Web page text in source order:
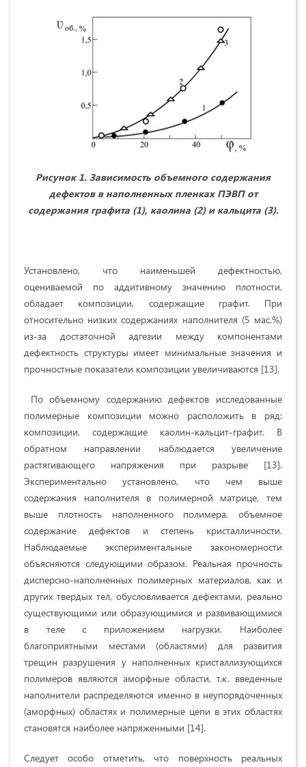
Рисунок 1. Зависимость объемного содержания
дефектов в наполненных пленках ПЭВП от
содержания графита (1), каолина (2) и кальцита (3).
Установлено, что наименьшей дефектностью,
оцениваемой по аддитивному значению плотности,
обладает композиции, содержащие графит. При
относительно низких содержаниях наполнителя (5 мас.%)
из-за достаточной адгезии между компонентами
дефектность структуры имеет минимальные значения и
прочностные показатели композиции увеличиваются [13].
По объемному содержанию дефектов исследованные
полимерные композиции можно расположить в ряд:
композиции, содержащие каолин-кальцит-графит. В
обратном направлении наблюдается увеличение
растягивающего напряжения при разрыве [13].
Экспериментально установлено, что чем выше
содержания наполнителя в полимерной матрице, тем
выше плотность наполненного полимера, объемное
содержание дефектов и степень кристалличности.
Наблюдаемые экспериментальные закономерности
объясняются следующими образом. Реальная прочность
дисперсно-наполненных полимерных материалов, как и
других твердых тел, обусловливается дефектами, реально
существующими или образующимися и развивающимися
в теле с приложением нагрузки. Наиболее
благоприятными местами (областями) для развития
трещин разрушения у наполненных кристаллизующихся
полимеров являются аморфные области, т.к. введенные
наполнители распределяются именно в неупорядоченных
(аморфных) областях и полимерные цепи в этих областях
становятся наиболее напряженными [14].
Следует особо отметить, что поверхность реальных